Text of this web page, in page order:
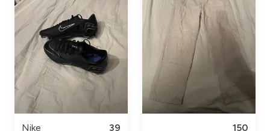
Nike
39
150